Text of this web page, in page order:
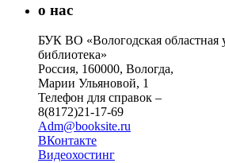
о нас
БУК ВО «Вологодская областная
библиотека»
Россия, 160000, Вологда,
Марии Ульяновой, 1
Телефон для справок –
8(8172)21-17-69
Adm@booksite.ru
ВКонтакте
Видеохостинг